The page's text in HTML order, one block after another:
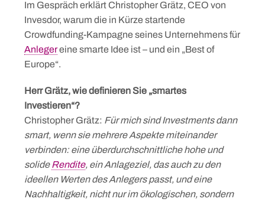
Im Gespräch erklärt Christopher Grätz, CEO von
Invesdor, warum die in Kürze startende
Crowdfunding-Kampagne seines Unternehmens für
Anlegereine smarte Idee ist – und ein „Best of
Europe“.
Herr Grätz, wie definieren Sie „smartes
Investieren“?
Christopher Grätz: Für mich sind Investments dann
smart, wenn sie mehrere Aspekte miteinander
verbinden: eine überdurchschnittliche hohe und
solideRendite, ein Anlageziel, das auch zu den
ideellen Werten des Anlegers passt, und eine
Nachhaltigkeit, nicht nur im ökologischen, sondern